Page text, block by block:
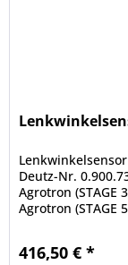
Deutz-Nr.
Agrotron (STAGE
Agrotron (STAGE
416,50 € *